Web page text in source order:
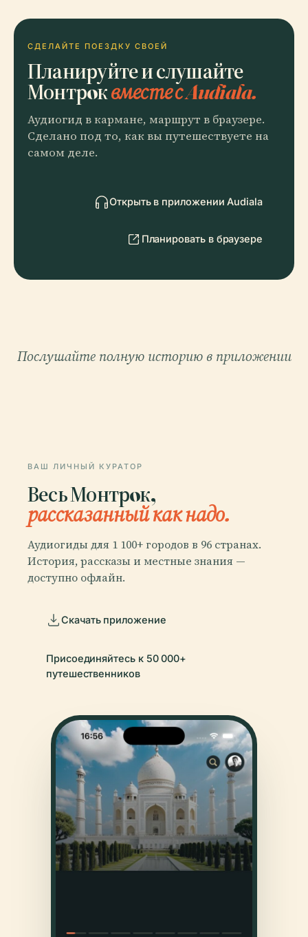
СДЕЛАЙТЕ ПОЕЗДКУ СВОЕЙ
Планируйте и слушайте
Монтрoквместе с Audiala.
Аудиогид в кармане, маршрут в браузере.
Сделано под то, как вы путешествуете на
самом деле.
Открыть в приложении Audiala
Планировать в браузере
Послушайте полную историю в приложении
ВАШ ЛИЧНЫЙ КУРАТОР
Весь Монтрoк,
рассказанный как надо.
Аудиогиды для 1 100+ городов в 96 странах.
История, рассказы и местные знания —
доступно офлайн.
Скачать приложение
Присоединяйтесь к 50 000+
путешественников